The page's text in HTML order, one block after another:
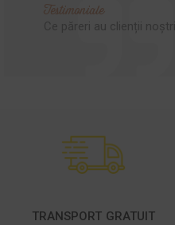
Testimoniale
Ce păreri au clienții noștri!
TRANSPORT GRATUIT